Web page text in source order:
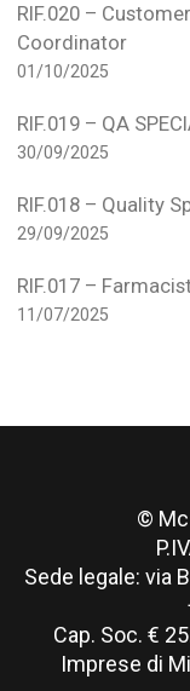
RIF.020 –
Coordinator
01/10/2025
RIF.019 – QA
30/09/2025
RIF.018 – Quality
29/09/2025
RIF.017 –
11/07/2025
© Mc
Sede legale: via
Cap. Soc. €
Imprese di